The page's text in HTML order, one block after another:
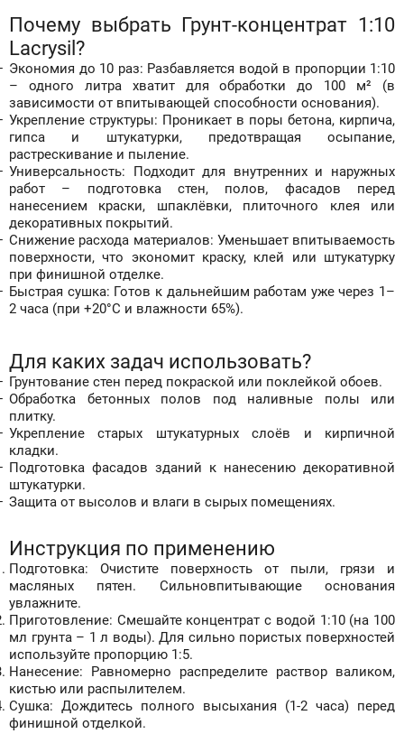
Почему выбрать Грунт-концентрат 1:10
Lacrysil?
Экономия до 10 раз: Разбавляется водой в пропорции 1:10
– одного литра хватит для обработки до 100 м² (в
зависимости от впитывающей способности основания).
Укрепление структуры: Проникает в поры бетона, кирпича,
гипса и штукатурки, предотвращая осыпание,
растрескивание и пыление.
Универсальность: Подходит для внутренних и наружных
работ – подготовка стен, полов, фасадов перед
нанесением краски, шпаклёвки, плиточного клея или
декоративных покрытий.
Снижение расхода материалов: Уменьшает впитываемость
поверхности, что экономит краску, клей или штукатурку
при финишной отделке.
Быстрая сушка: Готов к дальнейшим работам уже через 1–
2 часа (при +20°C и влажности 65%).
Для каких задач использовать?
Грунтование стен перед покраской или поклейкой обоев.
Обработка бетонных полов под наливные полы или
плитку.
Укрепление старых штукатурных слоёв и кирпичной
кладки.
Подготовка фасадов зданий к нанесению декоративной
штукатурки.
Защита от высолов и влаги в сырых помещениях.
Инструкция по применению
Подготовка: Очистите поверхность от пыли, грязи и
масляных пятен. Сильновпитывающие основания
увлажните.
Приготовление: Смешайте концентрат с водой 1:10 (на 100
мл грунта – 1 л воды). Для сильно пористых поверхностей
используйте пропорцию 1:5.
Нанесение: Равномерно распределите раствор валиком,
кистью или распылителем.
Сушка: Дождитесь полного высыхания (1-2 часа) перед
финишной отделкой.